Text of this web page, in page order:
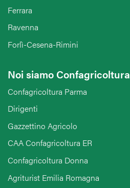
Ferrara
Ravenna
Forlì-Cesena-Rimini
Noi siamo Confagricoltura
Confagricoltura Parma
Dirigenti
Gazzettino Agricolo
CAA Confagricoltura ER
Confagricoltura Donna
Agriturist Emilia Romagna